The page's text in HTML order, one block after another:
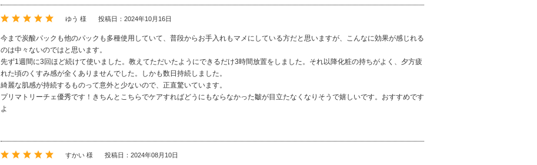
ゆう 様 投稿日：2024年10月16日
今まで炭酸パックも他のパックも多種使用していて、普段からお手入れもマメにしている方だと思いますが、こんなに効果が感じれる
のは中々ないのではと思います。
先ず1週間に3回ほど続けて使いました。教えてただいたようにできるだけ3時間放置をしました。それ以降化粧の持ちがよく、夕方疲
れた頃のくすみ感が全くありませんでした。しかも数日持続しました。
綺麗な肌感が持続するものって意外と少ないので、正直驚いています。
プリマトリーチェ優秀です！きちんとこちらでケアすればどうにもならなかった皺が目立たなくなりそうで嬉しいです。おすすめです
よ
すかい 様 投稿日：2024年08月10日